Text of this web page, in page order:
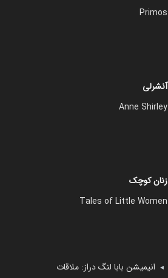
Primos
آنشرلی
Anne Shirley
زنان کوچک
Tales of Little Women
◄ انیمیشن بابا لنگ دراز: ملاقات